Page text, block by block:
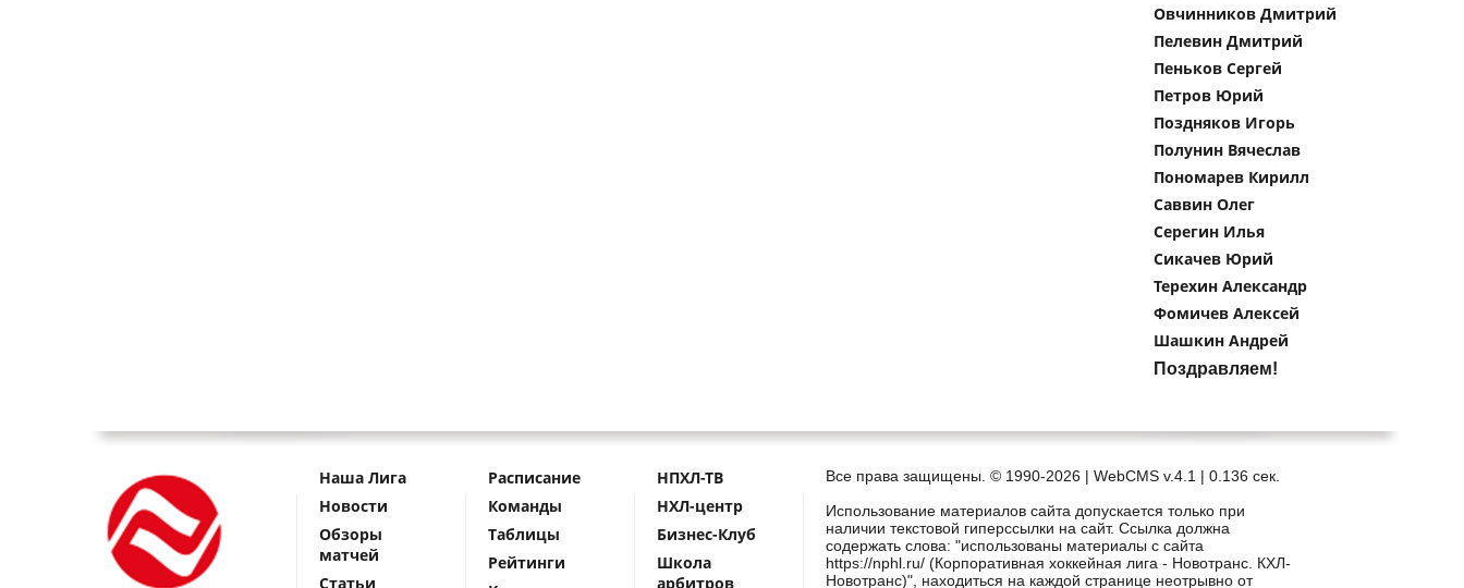
Овчинников Дмитрий
Пелевин Дмитрий
Пеньков Сергей
Петров Юрий
Поздняков Игорь
Полунин Вячеслав
Пономарев Кирилл
Саввин Олег
Серегин Илья
Сикачев Юрий
Терехин Александр
Фомичев Алексей
Шашкин Андрей
Поздравляем!
Наша Лига
Новости
Обзоры
матчей
Статьи
Расписание
Команды
Таблицы
Рейтинги
НПХЛ-ТВ
НХЛ-центр
Бизнес-Клуб
Школа
арбитров
Все права защищены. © 1990-2026 | WebCMS v.4.1 | 0.136 сек.
Использование материалов сайта допускается только при
наличии текстовой гиперссылки на сайт. Ссылка должна
содержать слова: "использованы материалы с сайта
https://nphl.ru/ (Корпоративная хоккейная лига - Новотранс. КХЛ-
Новотранс)", находиться на каждой странице неотрывно от